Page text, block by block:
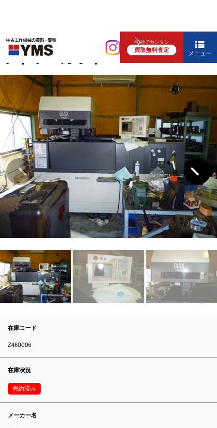
40秒でカンタン
買取無料査定 メニュー
放電・ワイヤー
ワイヤーカット
在庫コード
Z460006
在庫状況
売約済み
メーカー名